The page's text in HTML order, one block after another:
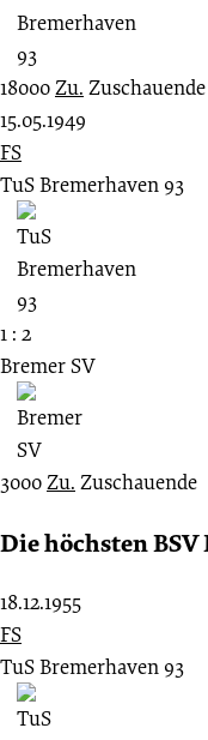
18000Zu. Zuschauende
15.05.1949
FS
TuS Bremerhaven 93
1 : 2
Bremer SV
3000Zu. Zuschauende
Die höchsten
18.12.1955
FS
TuS Bremerhaven 93